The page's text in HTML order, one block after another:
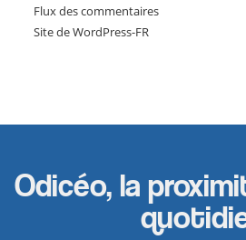
Flux des commentaires
Site de WordPress-FR
Odicéo, la